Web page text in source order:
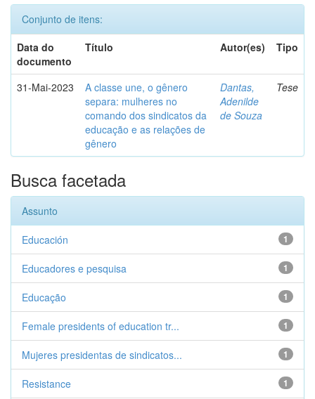
Conjunto de itens:
Data do
documento
Título Autor(es) Tipo
31-Mai-2023
A classe une, o gênero
separa: mulheres no
comando dos sindicatos da
educação e as relações de
gênero
Dantas,
Adenilde
de Souza
Tese
Busca facetada
Assunto
1
Educación
1
Educadores e pesquisa
1
Educação
1
Female presidents of education tr...
1
Mujeres presidentas de sindicatos...
1
Resistance